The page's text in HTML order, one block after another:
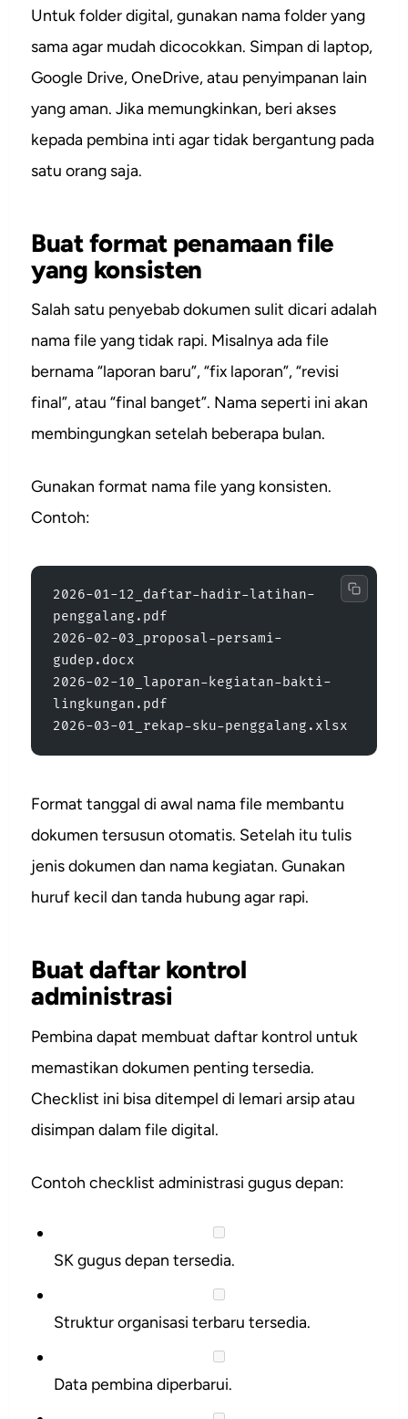
Untuk folder digital, gunakan nama folder yang
sama agar mudah dicocokkan. Simpan di laptop,
Google Drive, OneDrive, atau penyimpanan lain
yang aman. Jika memungkinkan, beri akses
kepada pembina inti agar tidak bergantung pada
satu orang saja.
Buat format penamaan file
yang konsisten
Salah satu penyebab dokumen sulit dicari adalah
nama file yang tidak rapi. Misalnya ada file
bernama “laporan baru”, “fix laporan”, “revisi
final”, atau “final banget”. Nama seperti ini akan
membingungkan setelah beberapa bulan.
Gunakan format nama file yang konsisten.
Contoh:
2026-01-12_daftar-hadir-latihan-
penggalang.pdf
2026-02-03_proposal-persami-
gudep.docx
2026-02-10_laporan-kegiatan-bakti-
lingkungan.pdf
2026-03-01_rekap-sku-penggalang.xlsx
Format tanggal di awal nama file membantu
dokumen tersusun otomatis. Setelah itu tulis
jenis dokumen dan nama kegiatan. Gunakan
huruf kecil dan tanda hubung agar rapi.
Buat daftar kontrol
administrasi
Pembina dapat membuat daftar kontrol untuk
memastikan dokumen penting tersedia.
Checklist ini bisa ditempel di lemari arsip atau
disimpan dalam file digital.
Contoh checklist administrasi gugus depan:
SK gugus depan tersedia.
Struktur organisasi terbaru tersedia.
Data pembina diperbarui.